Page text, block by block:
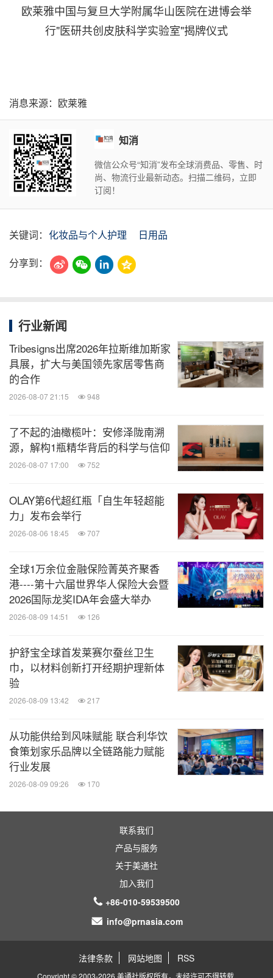
欧莱雅中国与复旦大学附属华山医院在进博会举
行"医研共创皮肤科学实验室"揭牌仪式
消息来源：欧莱雅
知消
微信公众号“知消”发布全球消费品、零售、时
尚、物流行业最新动态。扫描二维码，立即
订阅！
关键词： 化妆品与个人护理
日用品
分享到：
行业新闻
Tribesigns出席2026年拉斯维加斯家
具展，扩大与美国领先家居零售商
的合作
2026-08-07 21:15 948
了不起的油橄榄叶：安修泽陇南溯
源，解构1瓶精华背后的科学与信仰
2026-08-07 17:00 752
OLAY第6代超红瓶「自生年轻超能
力」发布会举行
2026-08-06 18:45 707
全球1万余位金融保险菁英齐聚香
港----第十六届世界华人保险大会暨
2026国际龙奖IDA年会盛大举办
2026-08-09 14:51 126
护舒宝全球首发莱赛尔蚕丝卫生
巾，以材料创新打开经期护理新体
验
2026-08-09 13:42 217
从功能供给到风味赋能 联合利华饮
食策划家乐品牌以全链路能力赋能
行业发展
2026-08-09 09:26 170
联系我们
产品与服务
关于美通社
加入我们
+86-010-59539500
info@prnasia.com
法律条款 网站地图 RSS
Copyright © 2003-2026 美通社版权所有，未经许可不得转载.